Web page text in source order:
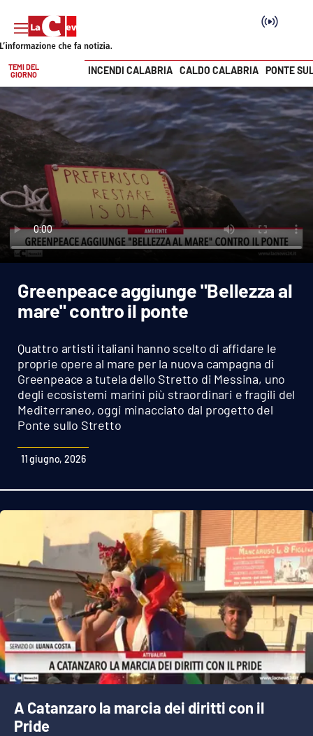
SEZIONI
Cronaca
Politica
Attualità
Economia e lavoro
Italia Mondo
Sport
Cultura
Podcast
Meteo
VIDEO
Ambiente
Cronaca
Cultura
Politica
Vai
TEMI DEL
GIORNO
INCENDI CALABRIA CALDO CALABRIA PONTE
Greenpeace aggiunge "Bellezza al
mare" contro il ponte
Quattro artisti italiani hanno scelto di affidare le
proprie opere al mare per la nuova campagna di
Greenpeace a tutela dello Stretto di Messina, uno
degli ecosistemi marini più straordinari e fragili del
Mediterraneo, oggi minacciato dal progetto del
Ponte sullo Stretto
11 giugno, 2026
A Catanzaro la marcia dei diritti con il
Pride